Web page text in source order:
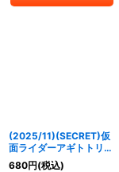
(2025/11)(SECRET)仮
面ライダーアギトトリニ
ティフォーム[2]【X-
680円(税込)